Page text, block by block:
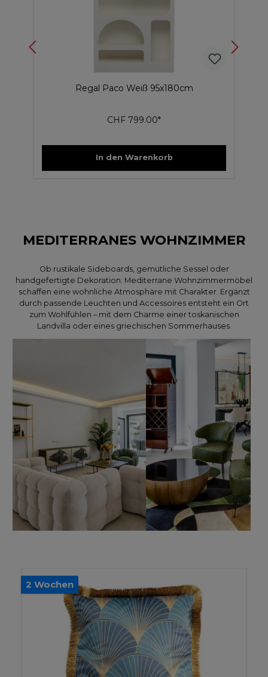
Regal Paco Weiß 95x180cm
CHF 799.00*
In den Warenkorb
MEDITERRANES WOHNZIMMER
Ob rustikale Sideboards, gemütliche Sessel oder
handgefertigte Dekoration: Mediterrane Wohnzimmermöbel
schaffen eine wohnliche Atmosphäre mit Charakter. Ergänzt
durch passende Leuchten und Accessoires entsteht ein Ort
zum Wohlfühlen – mit dem Charme einer toskanischen
Landvilla oder eines griechischen Sommerhauses.
2 Wochen